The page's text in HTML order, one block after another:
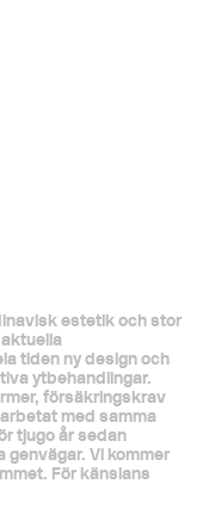
estetik och stor
tiden ny design och
ytbehandlingar.
försäkringskrav
med samma
tjugo år sedan
Vi kommer
För känslans